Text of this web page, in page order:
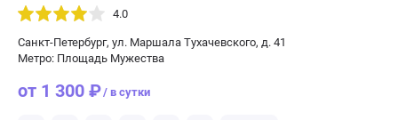
4.0
Санкт-Петербург, ул. Маршала Тухачевского, д. 41
Метро: Площадь Мужества
от 1 300 ₽/ в сутки